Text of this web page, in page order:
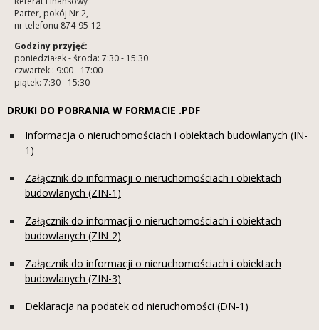
Parter, pokój Nr 2,
nr telefonu 874-95-12
Godziny przyjęć:
poniedziałek - środa: 7:30 - 15:30
czwartek : 9:00 - 17:00
piątek: 7:30 - 15:30
DRUKI DO POBRANIA W FORMACIE .PDF
Informacja o nieruchomościach i obiektach budowlanych (IN-
1)
Załącznik do informacji o nieruchomościach i obiektach
budowlanych (ZIN-1)
Załącznik do informacji o nieruchomościach i obiektach
budowlanych (ZIN-2)
Załącznik do informacji o nieruchomościach i obiektach
budowlanych (ZIN-3)
Deklaracja na podatek od nieruchomości (DN-1)